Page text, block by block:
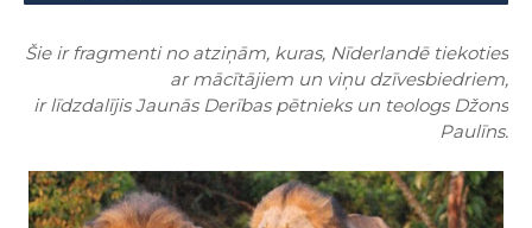
Šie ir fragmenti no atziņām, kuras, Nīderlandē tiekoties
ar mācītājiem un viņu dzīvesbiedriem,
ir līdzdalījis Jaunās Derības pētnieks un teologs Džons
Paulīns.